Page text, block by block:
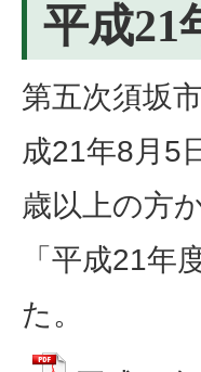
平成21
第五次須坂
成21年8月5
歳以上の方
「平成21年
た。